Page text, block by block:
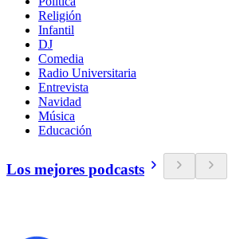
Religión
Infantil
DJ
Comedia
Radio Universitaria
Entrevista
Navidad
Música
Educación
Los mejores podcasts